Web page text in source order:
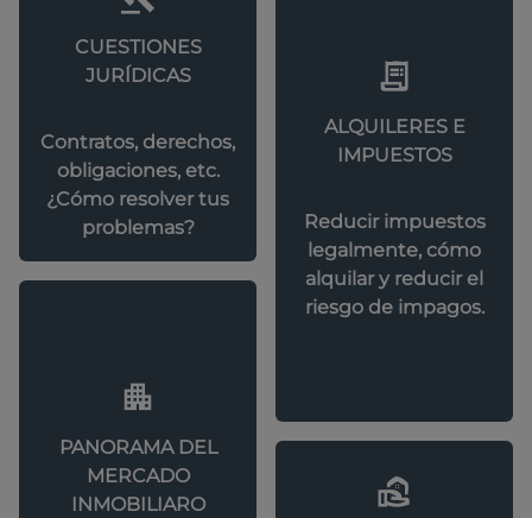
CUESTIONES
JURÍDICAS
Contratos, derechos,
obligaciones, etc.
¿Cómo resolver tus
problemas?
ALQUILERES E
IMPUESTOS
Reducir impuestos
legalmente, cómo
alquilar y reducir el
riesgo de impagos.
PANORAMA DEL
MERCADO
INMOBILIARO